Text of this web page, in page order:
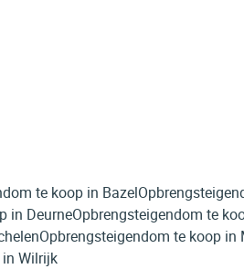
te koop in Bazel
in DeurneOpbrengsteigendom te
Opbrengsteigendom te koop in
Wilrijk